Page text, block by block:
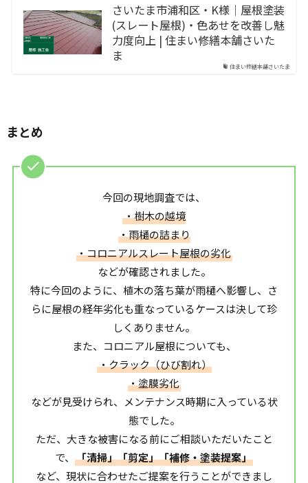
住まい修繕本舗さいたま
さいたま市浦和区・K様｜屋根塗装
(スレート屋根)・色あせを改善し魅
力度向上 | 住まい修繕本舗さいた
ま
まとめ
今回の現地調査では、
・樹木の越境
・雨樋の詰まり
・コロニアルスレート屋根の劣化
などが確認されました。
特に今回のように、植木の落ち葉が雨樋へ影響し、さ
らに屋根の経年劣化も重なっているケースは決して珍
しくありません。
また、コロニアル屋根についても、
・クラック（ひび割れ）
・塗膜劣化
などが見受けられ、メンテナンス時期に入っている状
態でした。
ただ、大きな被害になる前にご相談いただいたこと
で、 「清掃」「剪定」「補修・塗装提案」
など、現状に合わせたご提案を行うことができまし